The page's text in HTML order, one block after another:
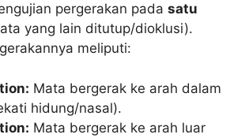
pergerakan pada satu
yang lain ditutup/dioklusi).
meliputi:
Mata bergerak ke arah dalam
hidung/nasal).
Mata bergerak ke arah luar